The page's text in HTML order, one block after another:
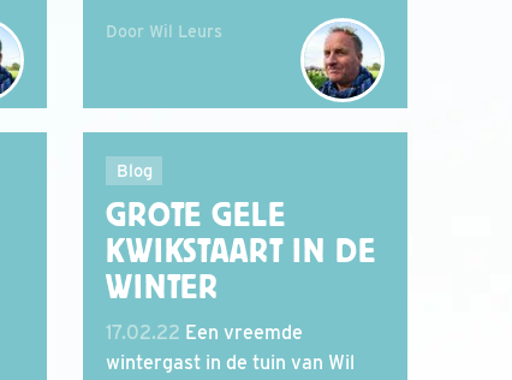
Door Wil Leurs
Blog
GROTE GELE
KWIKSTAART IN DE
WINTER
17.02.22 Een vreemde
wintergast in de tuin van Wil